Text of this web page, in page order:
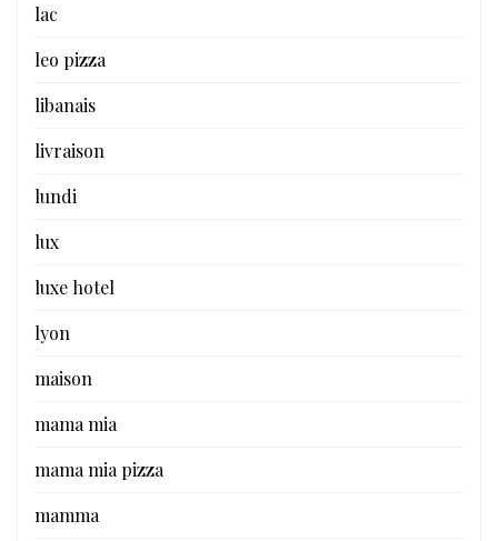
lac
leo pizza
libanais
livraison
lundi
lux
luxe hotel
lyon
maison
mama mia
mama mia pizza
mamma